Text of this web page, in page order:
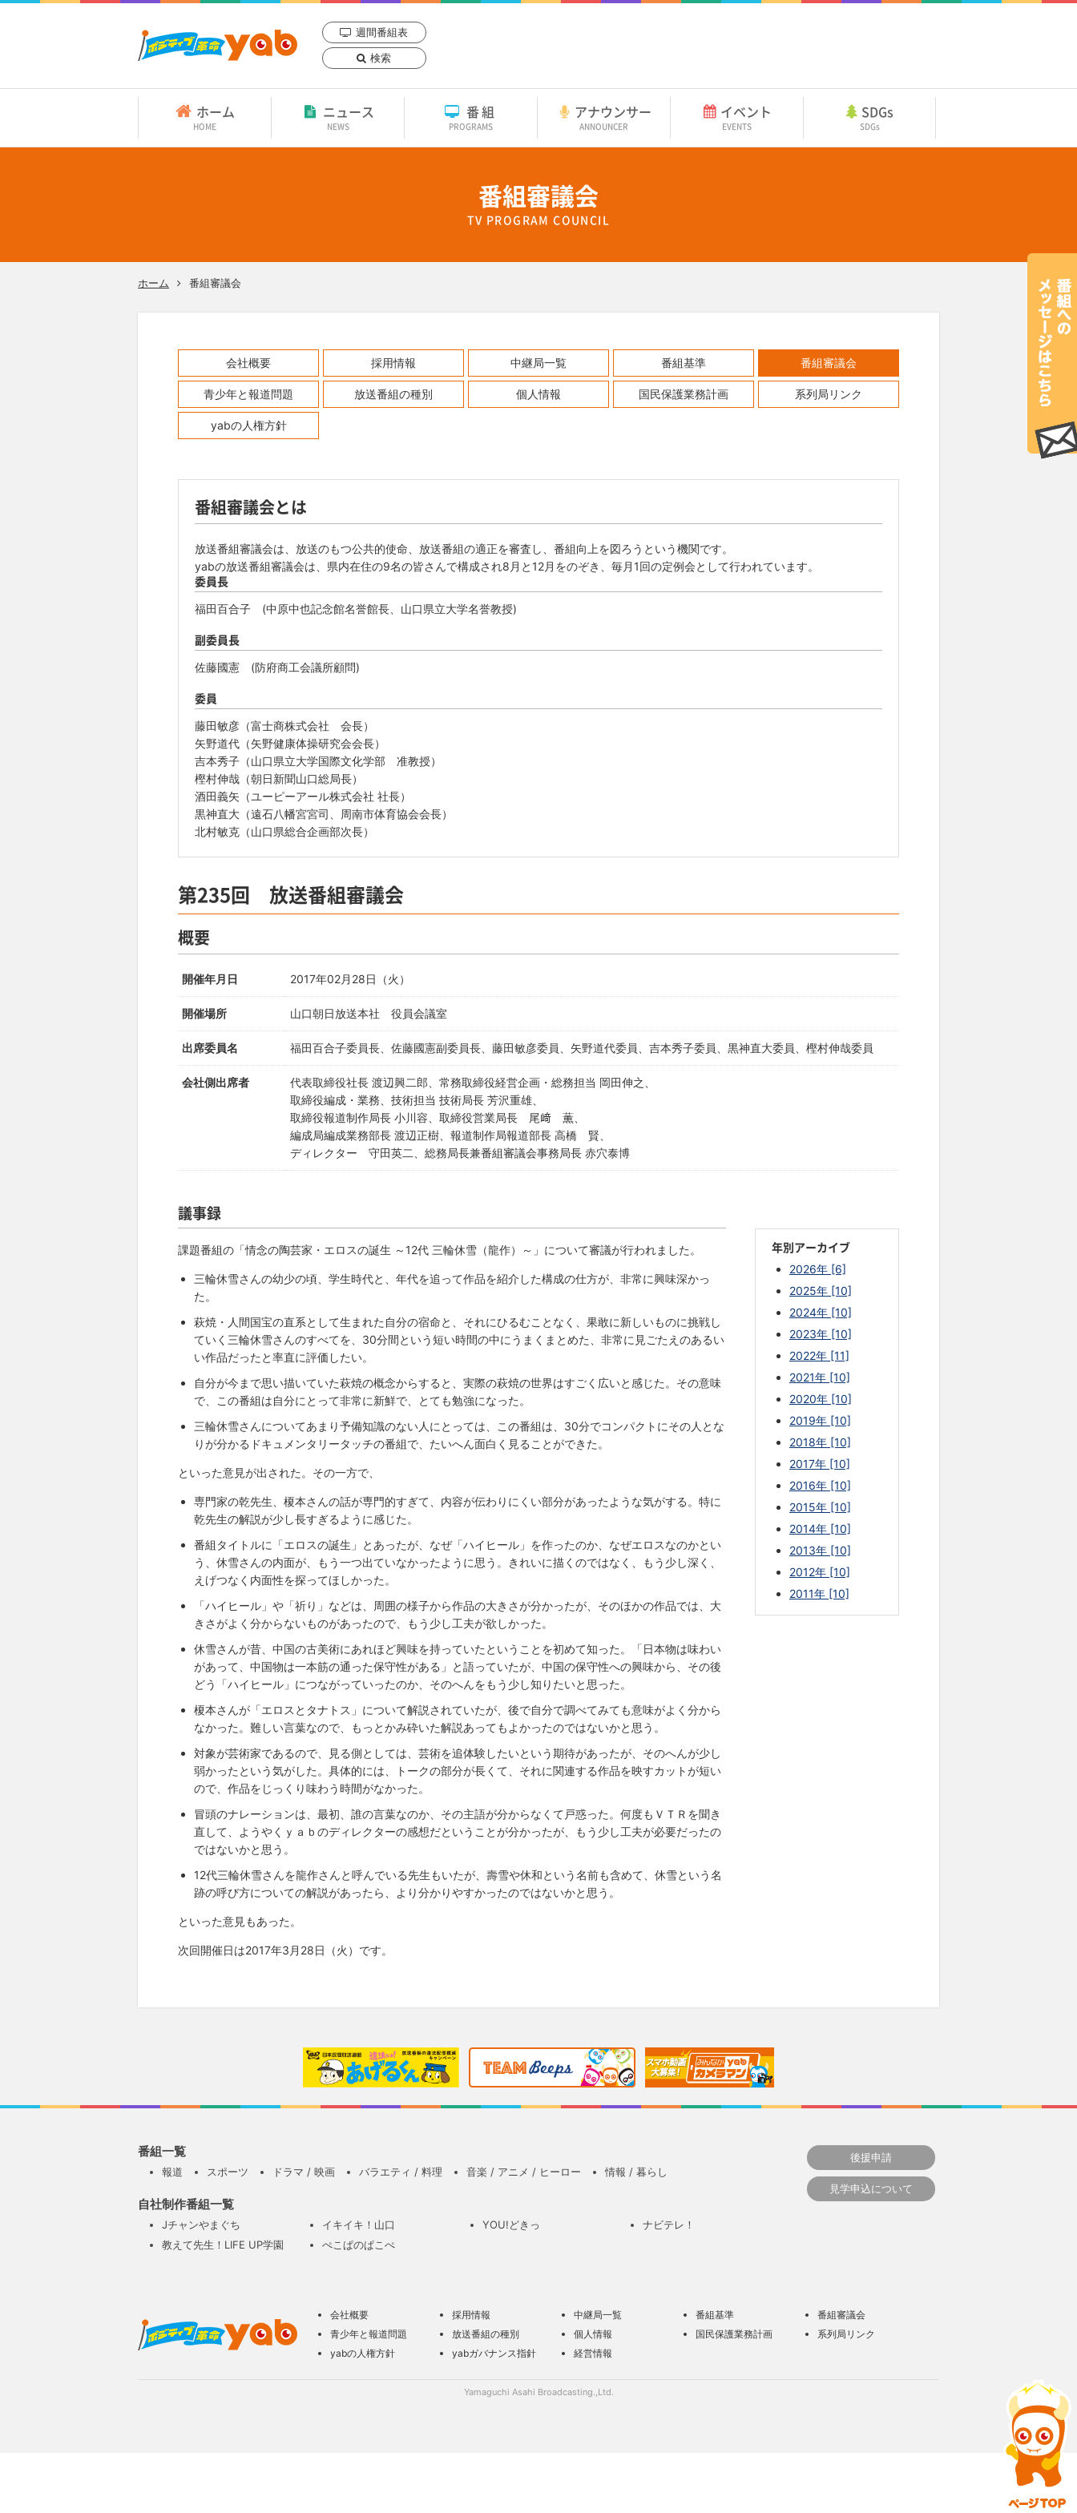
週間番組表
検索
ホーム
HOME
ニュース
NEWS
番組
PROGRAMS
アナウンサー
ANNOUNCER
イベント
EVENTS
SDGs
SDGs
番組審議会
TV PROGRAM COUNCIL
ホーム 番組審議会
会社概要 採用情報 中継局一覧 番組基準 番組審議会
青少年と報道問題 放送番組の種別 個人情報 国民保護業務計画 系列局リンク
yabの人権方針
番組審議会とは
放送番組審議会は、放送のもつ公共的使命、放送番組の適正を審査し、番組向上を図ろうという機関です。
yabの放送番組審議会は、県内在住の9名の皆さんで構成され8月と12月をのぞき、毎月1回の定例会として行われています。
委員長
福田百合子 (中原中也記念館名誉館長、山口県立大学名誉教授)
副委員長
佐藤國憲 (防府商工会議所顧問)
委員
藤田敏彦（富士商株式会社 会長）
矢野道代（矢野健康体操研究会会長）
吉本秀子（山口県立大学国際文化学部 准教授）
樫村伸哉（朝日新聞山口総局長）
酒田義矢（ユーピーアール株式会社 社長）
黒神直大（遠石八幡宮宮司、周南市体育協会会長）
北村敏克（山口県総合企画部次長）
第235回 放送番組審議会
概要
開催年月日 2017年02月28日（火）
開催場所 山口朝日放送本社 役員会議室
出席委員名 福田百合子委員長、佐藤國憲副委員長、藤田敏彦委員、矢野道代委員、吉本秀子委員、黒神直大委員、樫村伸哉委員
会社側出席者
代表取締役社長 渡辺興二郎、常務取締役経営企画・総務担当 岡田伸之、
取締役編成・業務、技術担当 技術局長 芳沢重雄、
取締役報道制作局長 小川容、取締役営業局長 尾﨑 薫、
編成局編成業務部長 渡辺正樹、報道制作局報道部長 高橋 賢、
ディレクター 守田英二、総務局長兼番組審議会事務局長 赤穴泰博
議事録
課題番組の「情念の陶芸家・エロスの誕生 ～12代 三輪休雪（龍作）～」について審議が行われました。
三輪休雪さんの幼少の頃、学生時代と、年代を追って作品を紹介した構成の仕方が、非常に興味深かっ
た。
萩焼・人間国宝の直系として生まれた自分の宿命と、それにひるむことなく、果敢に新しいものに挑戦し
ていく三輪休雪さんのすべてを、30分間という短い時間の中にうまくまとめた、非常に見ごたえのあるい
い作品だったと率直に評価したい。
自分が今まで思い描いていた萩焼の概念からすると、実際の萩焼の世界はすごく広いと感じた。その意味
で、この番組は自分にとって非常に新鮮で、とても勉強になった。
三輪休雪さんについてあまり予備知識のない人にとっては、この番組は、30分でコンパクトにその人とな
りが分かるドキュメンタリータッチの番組で、たいへん面白く見ることができた。
といった意見が出された。その一方で、
専門家の乾先生、榎本さんの話が専門的すぎて、内容が伝わりにくい部分があったような気がする。特に
乾先生の解説が少し長すぎるように感じた。
番組タイトルに「エロスの誕生」とあったが、なぜ「ハイヒール」を作ったのか、なぜエロスなのかとい
う、休雪さんの内面が、もう一つ出ていなかったように思う。きれいに描くのではなく、もう少し深く、
えげつなく内面性を探ってほしかった。
「ハイヒール」や「祈り」などは、周囲の様子から作品の大きさが分かったが、そのほかの作品では、大
きさがよく分からないものがあったので、もう少し工夫が欲しかった。
休雪さんが昔、中国の古美術にあれほど興味を持っていたということを初めて知った。「日本物は味わい
があって、中国物は一本筋の通った保守性がある」と語っていたが、中国の保守性への興味から、その後
どう「ハイヒール」につながっていったのか、そのへんをもう少し知りたいと思った。
榎本さんが「エロスとタナトス」について解説されていたが、後で自分で調べてみても意味がよく分から
なかった。難しい言葉なので、もっとかみ砕いた解説あってもよかったのではないかと思う。
対象が芸術家であるので、見る側としては、芸術を追体験したいという期待があったが、そのへんが少し
弱かったという気がした。具体的には、トークの部分が長くて、それに関連する作品を映すカットが短い
ので、作品をじっくり味わう時間がなかった。
冒頭のナレーションは、最初、誰の言葉なのか、その主語が分からなくて戸惑った。何度もＶＴＲを聞き
直して、ようやくｙａｂのディレクターの感想だということが分かったが、もう少し工夫が必要だったの
ではないかと思う。
12代三輪休雪さんを龍作さんと呼んでいる先生もいたが、壽雪や休和という名前も含めて、休雪という名
跡の呼び方についての解説があったら、より分かりやすかったのではないかと思う。
といった意見もあった。
次回開催日は2017年3月28日（火）です。
年別アーカイブ
2026年 [6]
2025年 [10]
2024年 [10]
2023年 [10]
2022年 [11]
2021年 [10]
2020年 [10]
2019年 [10]
2018年 [10]
2017年 [10]
2016年 [10]
2015年 [10]
2014年 [10]
2013年 [10]
2012年 [10]
2011年 [10]
番組一覧
報道 スポーツ ドラマ / 映画 バラエティ / 料理 音楽 / アニメ / ヒーロー 情報 / 暮らし
自社制作番組一覧
Jチャンやまぐち イキイキ！山口 YOU!どきっ
ナビテレ！
教えて先生！LIFE UP学園
ぺこぱのぱこぺ
後援申請
見学申込について
会社概要 採用情報 中継局一覧 番組基準
番組審議会
青少年と報道問題
放送番組の種別 個人情報 国民保護業務計画
系列局リンク
yabの人権方針
yabガバナンス指針 経営情報
Yamaguchi Asahi Broadcasting.,Ltd.